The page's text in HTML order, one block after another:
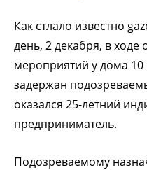
Как стлало известно
день, 2 декабря, в
мероприятий у дома
задержан
оказался 25-летний
предприниматель.
Подозреваемому